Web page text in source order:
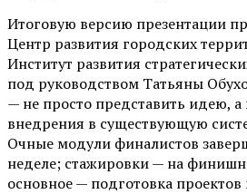
Итоговую версию презентации
Центр развития городских
Институт развития
под руководством Татьяны
— не просто представить идею,
внедрения в существующую
Очные модули финалистов
неделе; стажировки — на
основное — подготовка